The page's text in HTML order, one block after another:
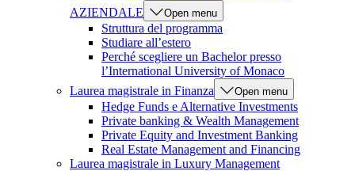
AZIENDALE
Open menu
Struttura del programma
Studiare all’estero
Perché scegliere un Bachelor presso
l’International University of Monaco
Laurea magistrale in Finanza
Open menu
Hedge Funds e Alternative Investments
Private banking & Wealth Management
Private Equity and Investment Banking
Real Estate Management and Financing
Laurea magistrale in Luxury Management